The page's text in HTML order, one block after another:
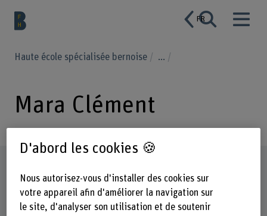
FR
Haute école spécialisée bernoise ...
Mara Clément
D'abord les cookies 🍪
Nous autorisez-vous d'installer des cookies sur
votre appareil afin d'améliorer la navigation sur
le site, d'analyser son utilisation et de soutenir